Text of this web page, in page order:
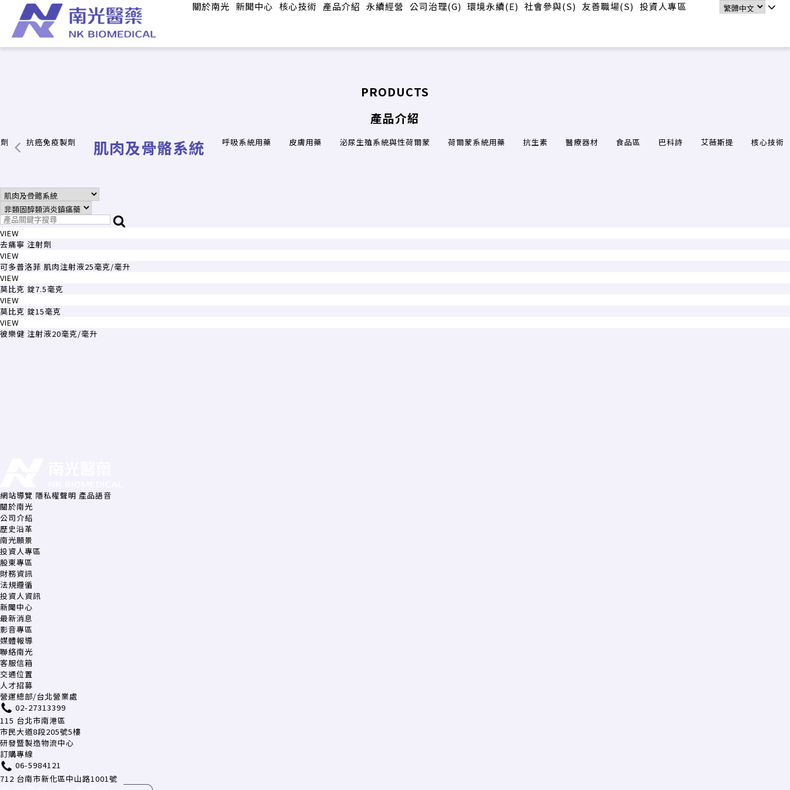
關於南光 新聞中心 核心技術 產品介紹 永續經營 公司治理(G) 環境永續(E) 社會參與(S) 友善職場(S) 投資人專區
PRODUCTS
產品介紹
抗癌免疫製劑 肌肉及骨骼系統 呼吸系統用藥 皮膚用藥 泌尿生殖系統與性荷爾蒙 荷爾蒙系統用藥 抗生素 醫療器材 食品區 巴科詩 艾薇斯提 核心技術
VIEW
去痛寧 注射劑
VIEW
可多普洛菲 肌肉注射液25毫克/毫升
VIEW
莫比克 錠7.5毫克
VIEW
莫比克 錠15毫克
VIEW
彼樂健 注射液20毫克/毫升
網站導覽 隱私權聲明 產品語音
關於南光
公司介紹
歷史沿革
南光願景
投資人專區
股東專區
財務資訊
法規遵循
投資人資訊
新聞中心
最新消息
影音專區
媒體報導
聯絡南光
客服信箱
交通位置
人才招募
營運總部/台北營業處
02-27313399
115 台北市南港區
市民大道8段205號5樓
研發暨製造物流中心
訂購專線
06-5984121
712 台南市新化區中山路1001號